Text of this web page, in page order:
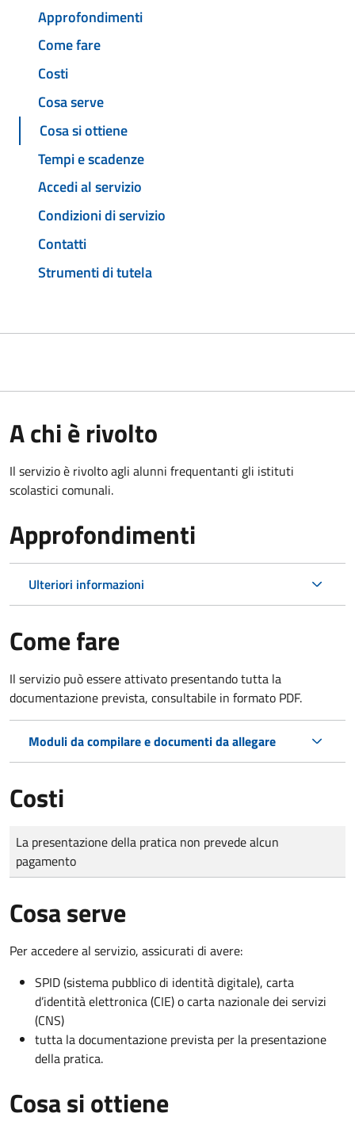
Approfondimenti
Come fare
Costi
Cosa serve
Cosa si ottiene
Tempi e scadenze
Accedi al servizio
Condizioni di servizio
Contatti
Strumenti di tutela
A chi è rivolto
Il servizio è rivolto agli alunni frequentanti gli istituti
scolastici comunali.
Approfondimenti
Ulteriori informazioni
Come fare
Il servizio può essere attivato presentando tutta la
documentazione prevista, consultabile in formato PDF.
Moduli da compilare e documenti da allegare
Costi
Tipo di pagamento
Importo
La presentazione della pratica non prevede alcun
pagamento
Cosa serve
Per accedere al servizio, assicurati di avere:
SPID (sistema pubblico di identità digitale), carta
d’identità elettronica (CIE) o carta nazionale dei servizi
(CNS)
tutta la documentazione prevista per la presentazione
della pratica.
Cosa si ottiene